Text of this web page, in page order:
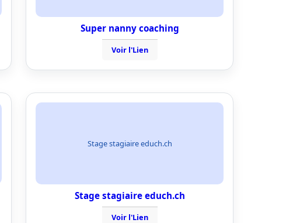
Super nanny coaching
Voir l'Lien
Stage stagiaire educh.ch
Stage stagiaire educh.ch
Voir l'Lien